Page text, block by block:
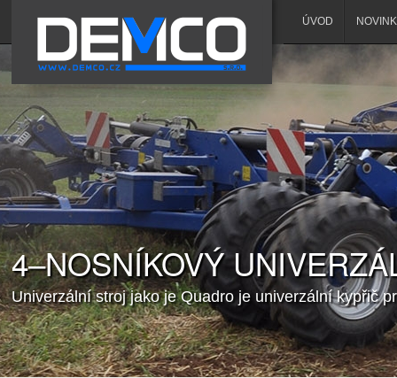
ÚVOD
4–NOSNÍKOVÝ
Univerzální stroj jako je Quadro je univerzální kypřič